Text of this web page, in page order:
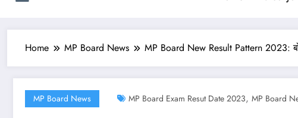
Home MP Board News MP Board New Result Pattern 2023:
MP Board News MP Board Exam Resut Date 2023, MP Board